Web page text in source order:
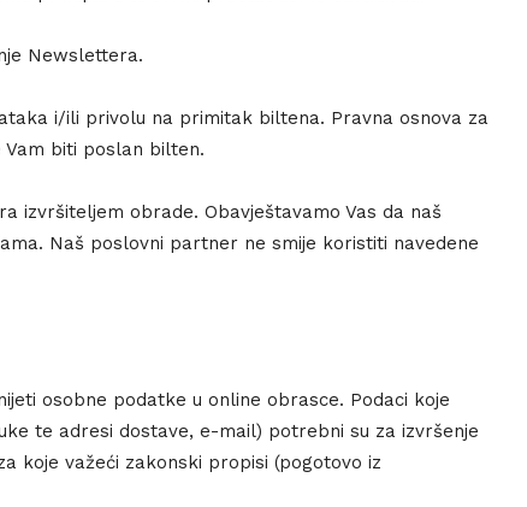
Newslettera.
i/ili privolu na primitak biltena. Pravna osnova za
biti poslan bilten.
izvršiteljem obrade. Obavještavamo Vas da naš
Naš poslovni partner ne smije koristiti navedene
osobne podatke u online obrasce. Podaci koje
te adresi dostave, e-mail) potrebni su za izvršenje
koje važeći zakonski propisi (pogotovo iz